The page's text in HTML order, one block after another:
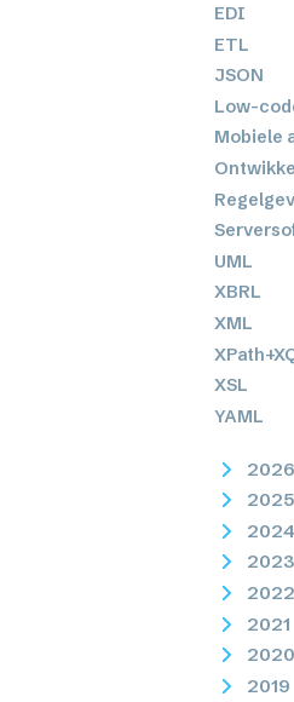
EDI
ETL
JSON
Low-
Mobiele
UML
XBRL
XML
XSL
YAML
2026
2025
2024
2023
2022
2021
2020
2019